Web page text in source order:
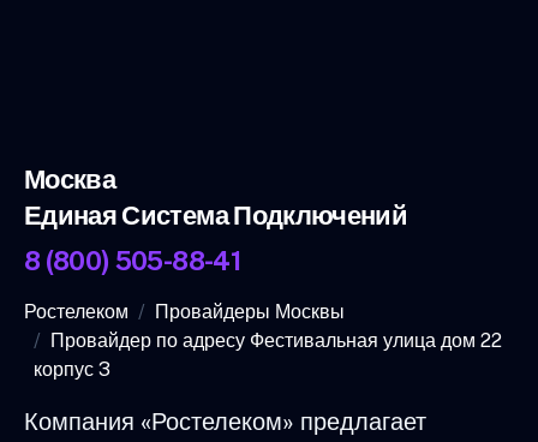
Москва
Единая Система Подключений
8 (800) 505-88-41
Ростелеком
Провайдеры Москвы
Провайдер по адресу Фестивальная улица дом 22
корпус 3
Компания «Ростелеком» предлагает